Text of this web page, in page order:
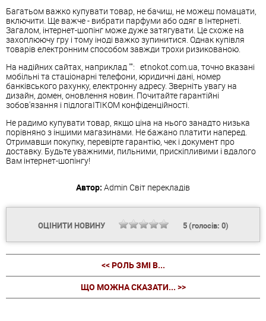
Багатьом важко купувати товар, не бачиш, не можеш помацати,
включити. Ще важче - вибрати парфуми або одяг в Інтернеті.
Загалом, інтернет-шопінг може дуже затягувати. Це схоже на
захоплюючу гру і тому іноді важко зупинитися. Однак купівля
товарів електронним способом завжди трохи ризикованою.
На надійних сайтах, наприклад "": etnokot.com.ua, точно вказані
мобільні та стаціонарні телефони, юридичні дані, номер
банківського рахунку, електронну адресу. Зверніть увагу на
дизайн, домен, оновлення новин. Почитайте гарантійні
зобов'язання і підлогаІТІКОМ конфіденційності.
Не радимо купувати товар, якщо ціна на нього занадто низька
порівняно з іншими магазинами. Не бажано платити наперед.
Отримавши покупку, перевірте гарантію, чек і документ про
доставку. Будьте уважними, пильними, прискіпливими і вдалого
Вам інтернет-шопінгу!
Автор: Admin Світ перекладів
ОЦІНИТИ НОВИНУ 5(голосів: 0)
<< РОЛЬ ЗМІ В...
ЩО МОЖНА СКАЗАТИ... >>